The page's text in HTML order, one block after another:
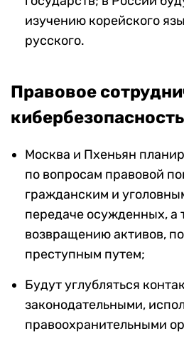
изучению корейского
русского.
Правовое
кибербезопасность
Москва и Пхеньян
по вопросам правовой
гражданским и
передаче осужденных, а
возвращению активов,
преступным путем;
Будут углубляться
законодательными,
правоохранительными